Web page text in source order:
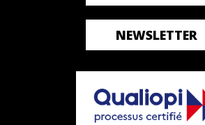
NEWSLETTER